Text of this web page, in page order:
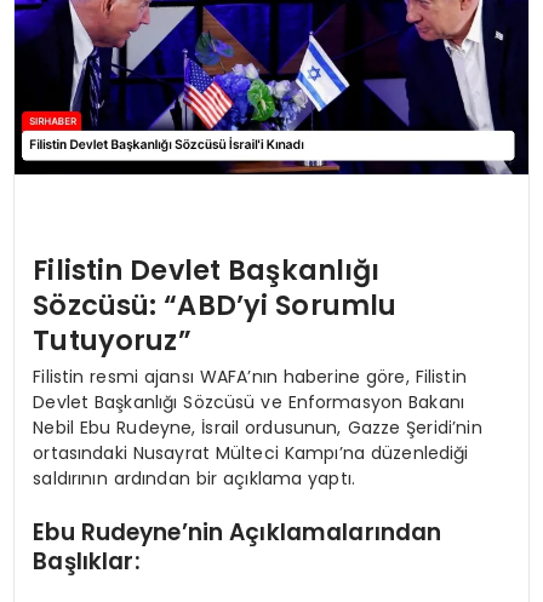
Filistin Devlet Başkanlığı
Sözcüsü: “ABD’yi Sorumlu
Tutuyoruz”
Filistin resmi ajansı WAFA’nın haberine göre, Filistin
Devlet Başkanlığı Sözcüsü ve Enformasyon Bakanı
Nebil Ebu Rudeyne, İsrail ordusunun, Gazze Şeridi’nin
ortasındaki Nusayrat Mülteci Kampı’na düzenlediği
saldırının ardından bir açıklama yaptı.
Ebu Rudeyne’nin Açıklamalarından
Başlıklar: